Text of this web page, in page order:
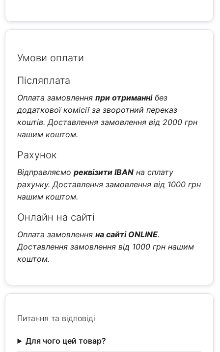
Умови оплати
Післяплата
Оплата замовленняпри отриманнібез
додаткової комісії за зворотний переказ
коштів. Доставлення замовлення від 2000 грн
нашим коштом.
Рахунок
Відправляємореквізити IBAN на сплату
рахунку. Доставлення замовлення від 1000 грн
нашим коштом.
Онлайн на сайті
Оплата замовленняна сайті ONLINE.
Доставлення замовлення від 1000 грн нашим
коштом.
Питання та відповіді
Для чого цей товар?